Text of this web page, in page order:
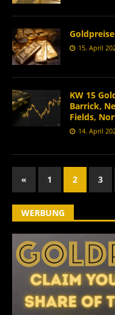
15. April
KW 15
Barrick,
Fields,
14. April
« 1 2 3
WERBUNG